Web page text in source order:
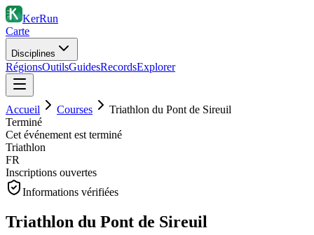
KerRun
Carte
Disciplines
RégionsOutilsGuidesRecordsExplorer
Accueil Courses
Triathlon du Pont de Sireuil
Terminé
Cet événement est terminé
Triathlon
FR
Inscriptions ouvertes
Informations vérifiées
Triathlon du Pont de Sireuil